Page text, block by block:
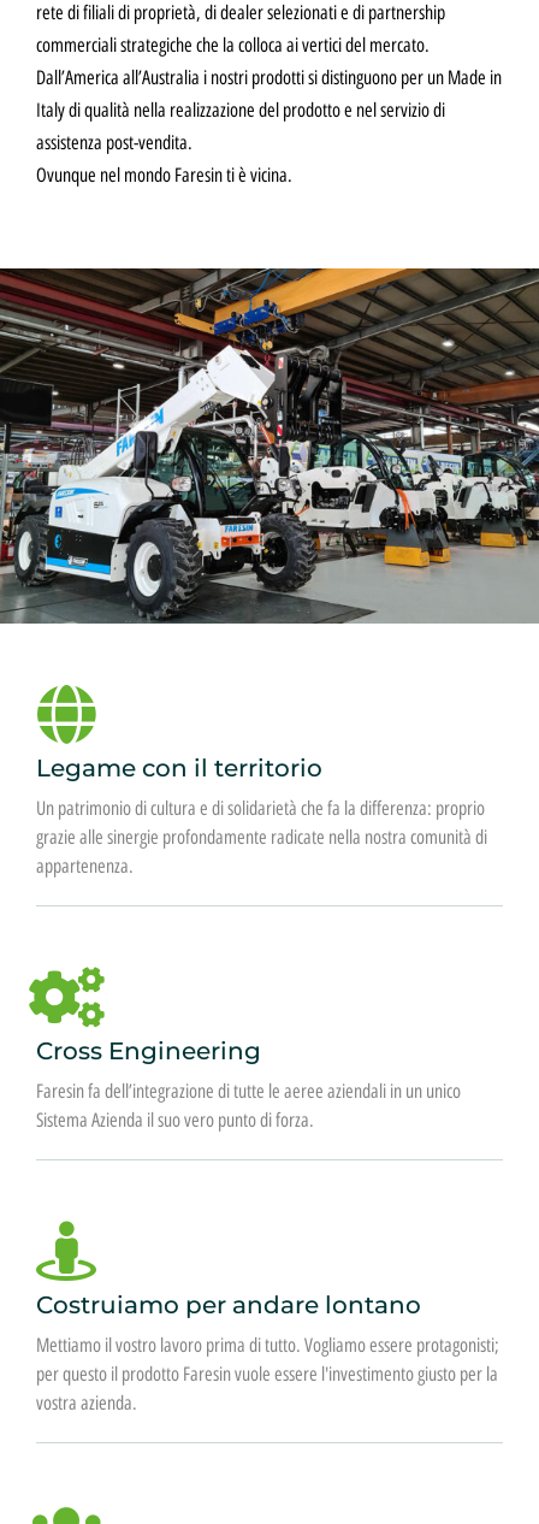
rete di filiali di proprietà, di dealer selezionati e di partnership
commerciali strategiche che la colloca ai vertici del mercato.
Dall’America all’Australia i nostri prodotti si distinguono per un Made in
Italy di qualità nella realizzazione del prodotto e nel servizio di
assistenza post-vendita.
Ovunque nel mondo Faresin ti è vicina.
Legame con il territorio
Un patrimonio di cultura e di solidarietà che fa la differenza: proprio
grazie alle sinergie profondamente radicate nella nostra comunità di
appartenenza.
Cross Engineering
Faresin fa dell’integrazione di tutte le aeree aziendali in un unico
Sistema Azienda il suo vero punto di forza.
Costruiamo per andare lontano
Mettiamo il vostro lavoro prima di tutto. Vogliamo essere protagonisti;
per questo il prodotto Faresin vuole essere l'investimento giusto per la
vostra azienda.